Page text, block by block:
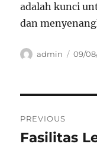
adalah kunci
dan
Author
admin 09/
pos
PREVIOUS
Previous
Fasilitas